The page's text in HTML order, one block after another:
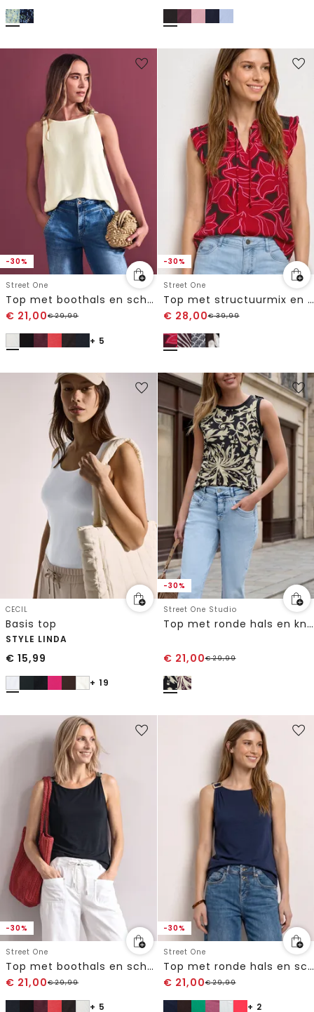
-30%
Street One
Top met boothals en schouderdetail
€ 21,00€29,99
+ 5
-30%
Street One
Top met structuurmix en gehaakte details
€ 28,00€39,99
CECIL
Basis top
STYLE LINDA
€ 15,99
+ 19
-30%
Street One Studio
Top met ronde hals en knoopdetail
€ 21,00€29,99
-30%
Street One
Top met boothals en schouderdetail
€ 21,00€29,99
+ 5
-30%
Street One
Top met ronde hals en schouderdetails
€ 21,00€29,99
+ 2